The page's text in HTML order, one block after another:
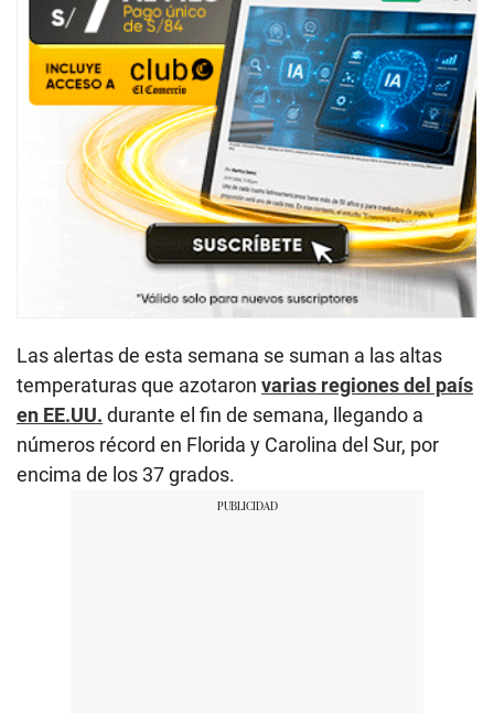
Las alertas de esta semana se suman a las altas
temperaturas que azotaron varias regiones del país
en EE.UU. durante el fin de semana, llegando a
números récord en Florida y Carolina del Sur, por
encima de los 37 grados.